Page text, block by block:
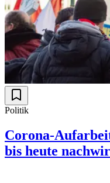
Politik
Corona-
bis heute